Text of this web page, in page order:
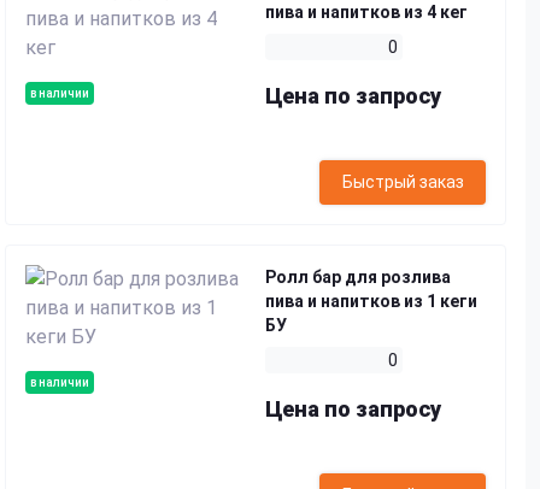
в наличии
пива и напитков из 4 кег
0
Цена по запросу
Быстрый заказ
в наличии
Ролл бар для розлива
пива и напитков из 1 кеги
БУ
0
Цена по запросу